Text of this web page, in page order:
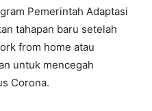
Pemerintah Adaptasi
tahapan baru setelah
from home atau
untuk mencegah
Corona.